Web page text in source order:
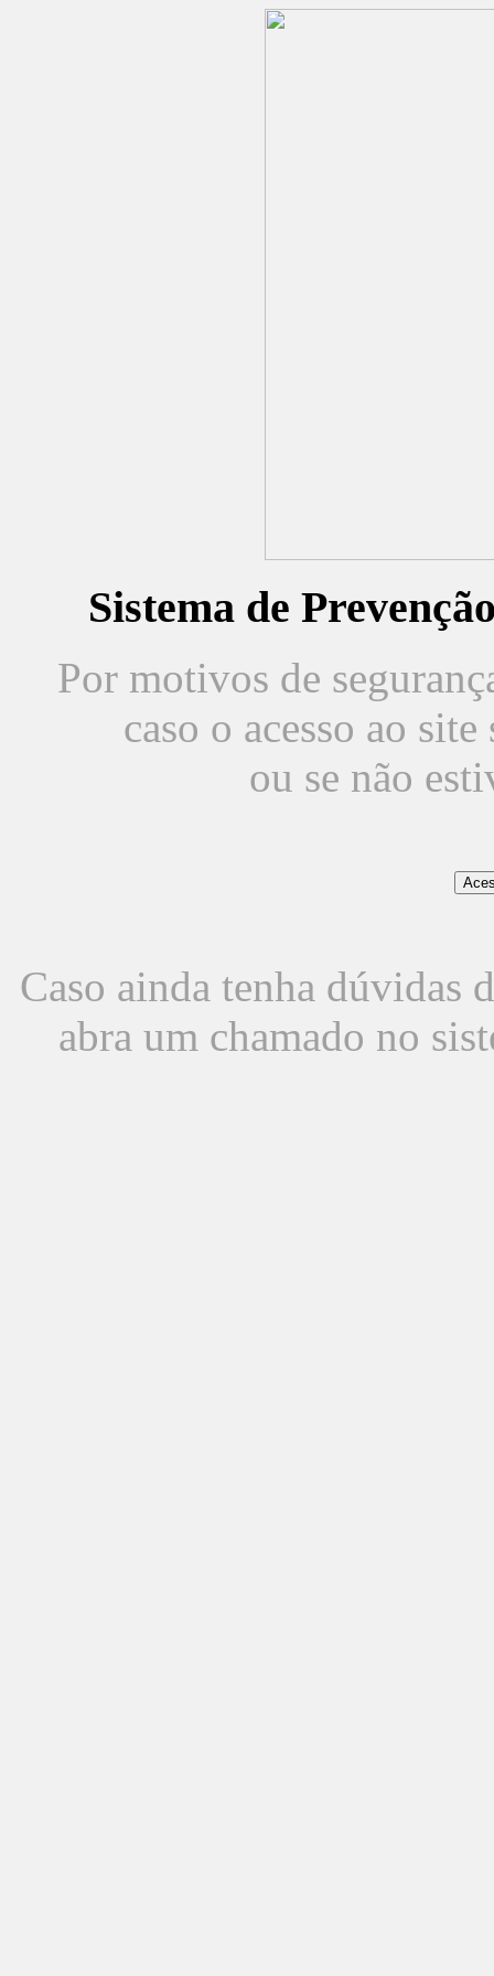
Sistema de
Por motivos de
caso o acesso ao
ou se não
Caso ainda tenha dúvidas
abra um chamado no